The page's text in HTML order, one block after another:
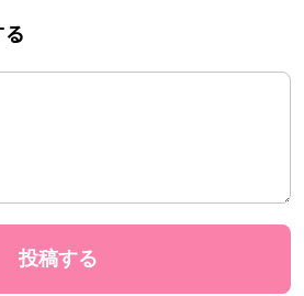
る